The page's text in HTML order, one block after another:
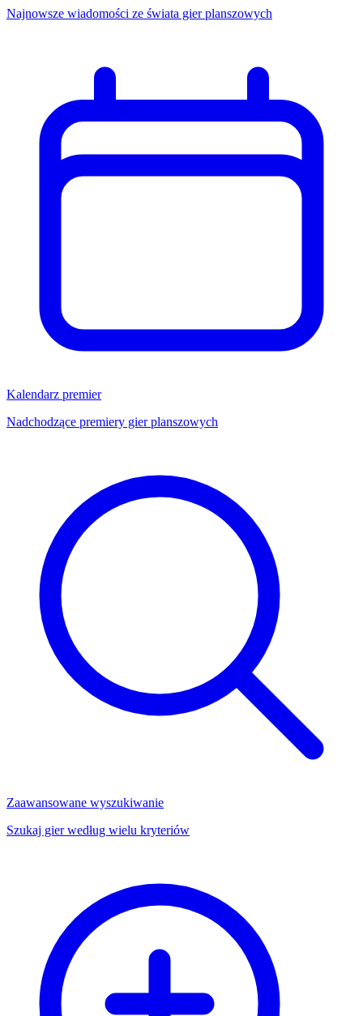
Najnowsze wiadomości ze świata gier planszowych
Kalendarz premier
Nadchodzące premiery gier planszowych
Zaawansowane wyszukiwanie
Szukaj gier według wielu kryteriów